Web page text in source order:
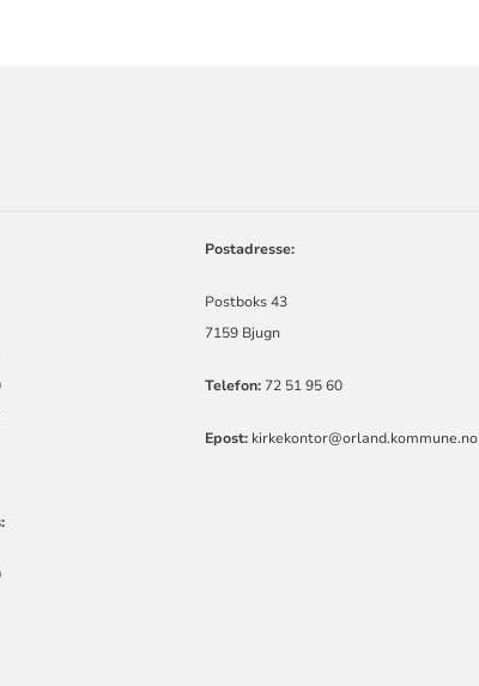
Postadresse:
Postboks 43
7159 Bjugn
Telefon: 72 51 95 60
Epost: kirkekontor@orland.kommune.no